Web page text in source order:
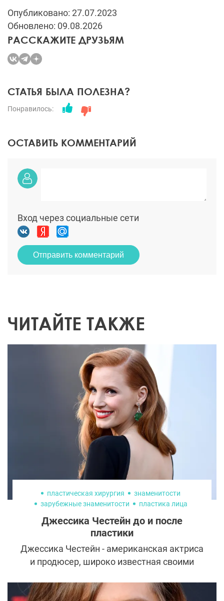
Опубликовано: 27.07.2023
Обновлено: 09.08.2026
РАССКАЖИТЕ ДРУЗЬЯМ
СТАТЬЯ БЫЛА ПОЛЕЗНА?
Понравилось:
ОСТАВИТЬ КОММЕНТАРИЙ
Вход через социальные сети
Отправить комментарий
ЧИТАЙТЕ ТАКЖЕ
пластическая хирургия
знаменитости
зарубежные знаменитости
пластика лица
Джессика Честейн до и после
пластики
Джессика Честейн - американская актриса
и продюсер, широко известная своими
киноиндустрии.